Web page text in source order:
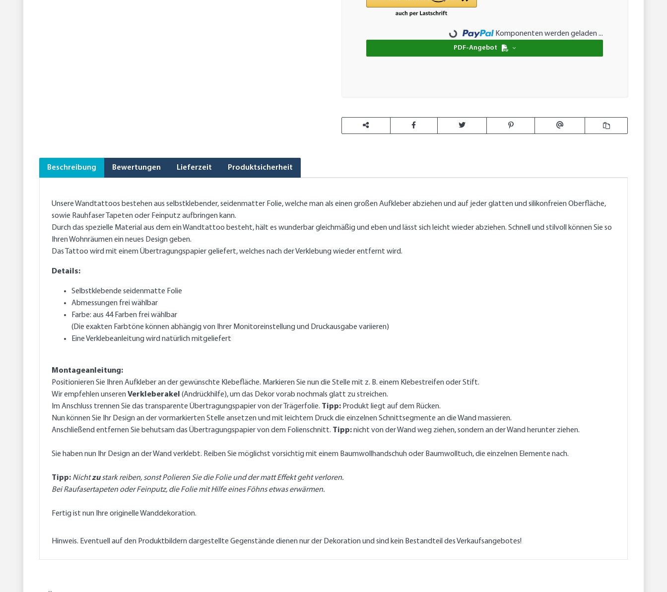
Loading... Komponenten werden geladen ...
PDF-Angebot
Beschreibung Bewertungen Lieferzeit Produktsicherheit
Unsere Wandtattoos bestehen aus selbstklebender, seidenmatter Folie, welche man als einen großen Aufkleber abziehen und auf jeder glatten und silikonfreien Oberfläche,
sowie Rauhfaser Tapeten oder Feinputz aufbringen kann.
Durch das spezielle Material aus dem ein Wandtattoo besteht, hält es wunderbar gleichmäßig und eben und lässt sich leicht wieder abziehen. Schnell und stilvoll können Sie so
Ihren Wohnräumen ein neues Design geben.
Das Tattoo wird mit einem Übertragungspapier geliefert, welches nach der Verklebung wieder entfernt wird.
Details:
Selbstklebende seidenmatte Folie
Abmessungen frei wählbar
Farbe: aus 44 Farben frei wählbar
(Die exakten Farbtöne können abhängig von Ihrer Monitoreinstellung und Druckausgabe variieren)
Eine Verklebeanleitung wird natürlich mitgeliefert
Montageanleitung:
Positionieren Sie Ihren Aufkleber an der gewünschte Klebefläche. Markieren Sie nun die Stelle mit z. B. einem Klebestreifen oder Stift.
Wir empfehlen unseren Verkleberakel (Andrückhilfe), um das Dekor vorab nochmals glatt zu streichen.
Im Anschluss trennen Sie das transparente Übertragungspapier von der Trägerfolie. Tipp: Produkt liegt auf dem Rücken.
Nun können Sie Ihr Design an der vormarkierten Stelle ansetzen und mit leichtem Druck die einzelnen Schnittsegmente an die Wand massieren.
Anschließend entfernen Sie behutsam das Übertragungspapier von dem Folienschnitt. Tipp:nicht von der Wand weg ziehen, sondern an der Wand herunter ziehen.
Sie haben nun Ihr Design an der Wand verklebt. Reiben Sie möglichst vorsichtig mit einem Baumwollhandschuh oder Baumwolltuch, die einzelnen Elemente nach.
Tipp: Nichtzustark reiben, sonst Polieren Sie die Folie und der matt Effekt geht verloren.
Bei Raufasertapeten oder Feinputz, die Folie mit Hilfe eines Föhns etwas erwärmen.
Fertig ist nun Ihre originelle Wanddekoration.
Hinweis. Eventuell auf den Produktbildern dargestellte Gegenstände dienen nur der Dekoration und sind kein Bestandteil des Verkaufsangebotes!